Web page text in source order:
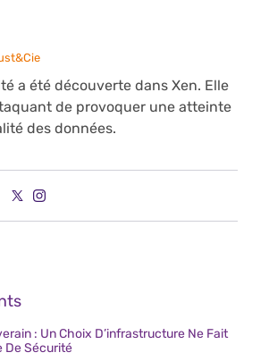
a été découverte dans Xen. Elle
de provoquer une atteinte
des données.
: Un Choix D’infrastructure Ne Fait
De Sécurité